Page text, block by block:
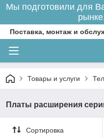
Мы подготовили для
Поставка, монтаж и
Товары и услуги
Платы расширения
Сортировка